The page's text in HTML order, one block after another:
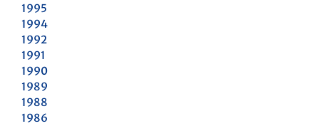
1995
1994
1992
1991
1990
1989
1988
1986